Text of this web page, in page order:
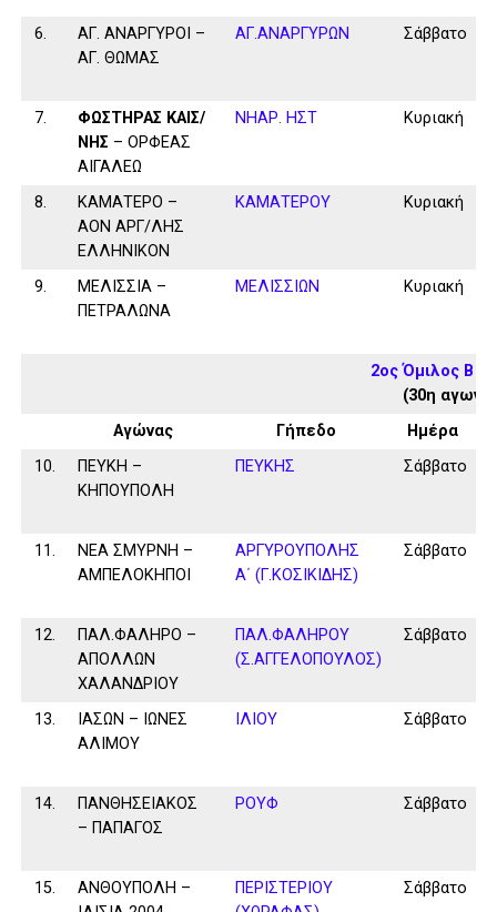
6.
ΑΓ. ΑΝΑΡΓΥΡΟΙ –
ΑΓ. ΘΩΜΑΣ
ΑΓ.ΑΝΑΡΓΥΡΩΝ Σάββατο
7.
ΦΩΣΤΗΡΑΣ ΚΑΙΣ/
ΝΗΣ – ΟΡΦΕΑΣ
ΑΙΓΑΛΕΩ
ΝΗΑΡ. ΗΣΤ Κυριακή
8.
ΚΑΜΑΤΕΡΟ –
ΑΟΝ ΑΡΓ/ΛΗΣ
ΕΛΛΗΝΙΚΟΝ
ΚΑΜΑΤΕΡΟΥ Κυριακή
9.
ΜΕΛΙΣΣΙΑ –
ΠΕΤΡΑΛΩΝΑ
ΜΕΛΙΣΣΙΩΝ Κυριακή
2ος Όμιλος Β
(30η
Αγώνας
Γήπεδο Ημέρα
10.
ΠΕΥΚΗ –
ΚΗΠΟΥΠΟΛΗ
ΠΕΥΚΗΣ Σάββατο
11.
ΝΕΑ ΣΜΥΡΝΗ –
ΑΜΠΕΛΟΚΗΠΟΙ
ΑΡΓΥΡΟΥΠΟΛΗΣ
Α΄ (Γ.ΚΟΣΙΚΙΔΗΣ)
Σάββατο
12.
ΠΑΛ.ΦΑΛΗΡΟ –
ΑΠΟΛΛΩΝ
ΧΑΛΑΝΔΡΙΟΥ
ΠΑΛ.ΦΑΛΗΡΟΥ
(Σ.ΑΓΓΕΛΟΠΟΥΛΟΣ)
Σάββατο
13.
ΙΑΣΩΝ – ΙΩΝΕΣ
ΑΛΙΜΟΥ
ΙΛΙΟΥ Σάββατο
14.
ΠΑΝΘΗΣΕΙΑΚΟΣ
– ΠΑΠΑΓΟΣ
ΡΟΥΦ Σάββατο
15.
ΑΝΘΟΥΠΟΛΗ –
ΠΕΡΙΣΤΕΡΙΟΥ
Σάββατο